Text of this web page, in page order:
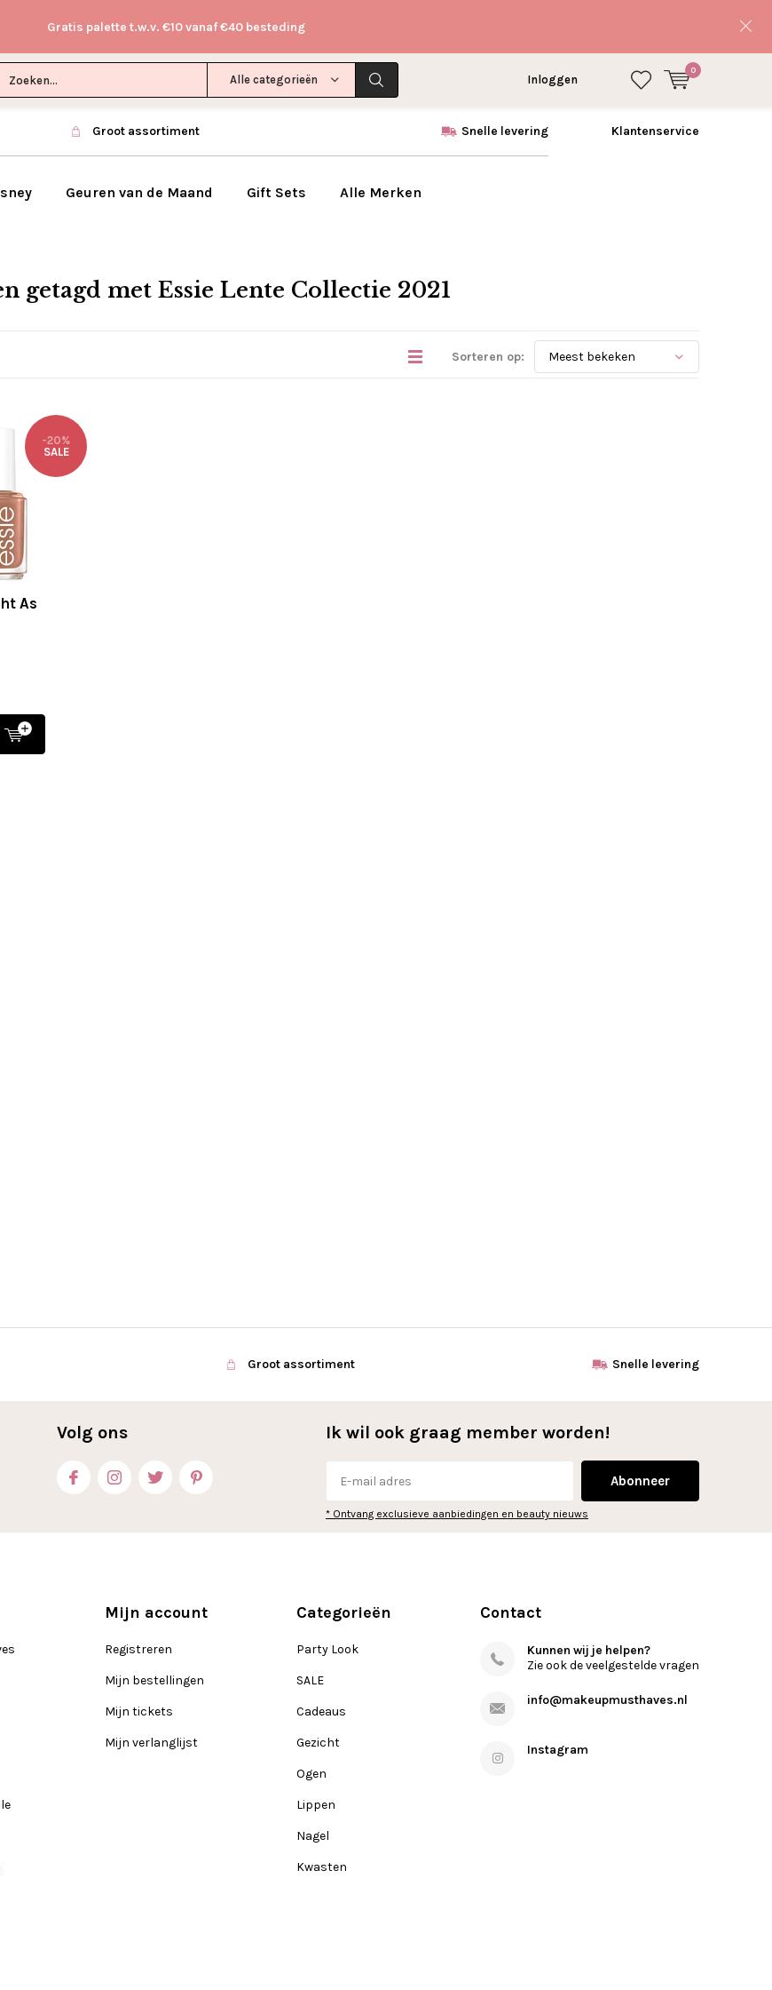
Alle categorieën Inloggen
0
Gratis palette t.w.v. €10 vanaf €40 besteding
Groot assortiment Snelle levering Klantenservice
Geuren van de Maand Gift Sets Alle Merken
getagd met Essie Lente Collectie 2021
Sorteren op:
As
-20%
SALE
Groot assortiment Snelle levering
Volg ons Ik wil ook graag member worden!
Abonneer
* Ontvang exclusieve aanbiedingen en beauty nieuws
Mijn account
Registreren
Mijn bestellingen
Mijn tickets
Mijn verlanglijst
Categorieën
Party Look
SALE
Cadeaus
Gezicht
Ogen
Lippen
Nagel
Kwasten
Contact
Kunnen wij je helpen?
Zie ook de veelgestelde vragen
info@makeupmusthaves.nl
Instagram